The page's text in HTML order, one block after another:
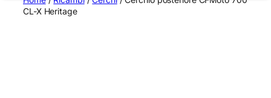
CL-X Heritage